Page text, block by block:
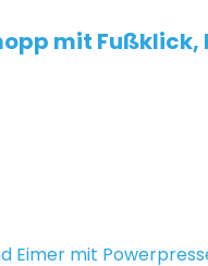
mit Fußklick,